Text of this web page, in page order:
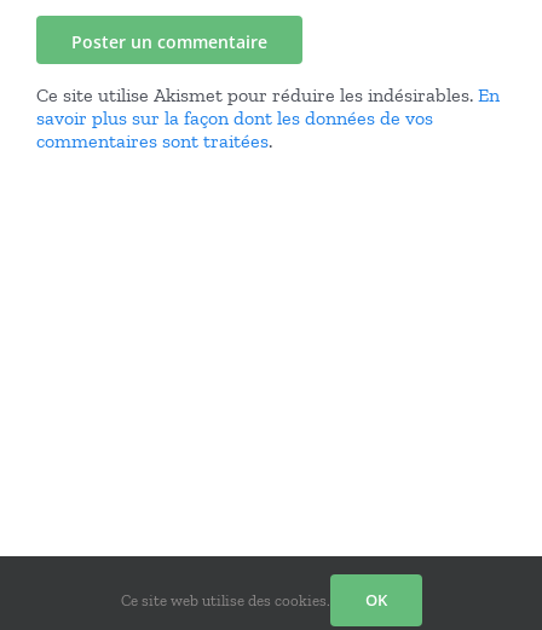
Ce site utilise Akismet pour réduire les indésirables. En
savoir plus sur la façon dont les données de vos
commentaires sont traitées.
Copyright 2012 – 2022 - Réseaux du parvis | Design
Ce site web utilise des cookies. OK